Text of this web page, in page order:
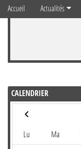
Accueil Actualités
CALENDRIER
Lu Ma